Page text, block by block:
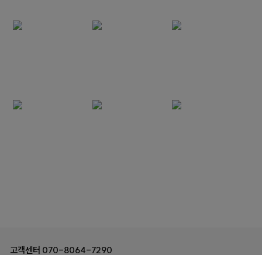
고객센터 070-8064-7290